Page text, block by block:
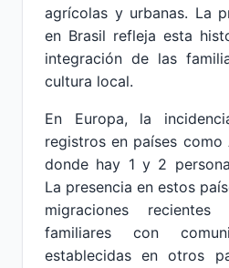
agrícolas y urbanas. La
en Brasil refleja esta
integración de las
cultura local.
En Europa, la
registros en países como
donde hay 1 y 2
La presencia en estos
migraciones
familiares con
establecidas en otros